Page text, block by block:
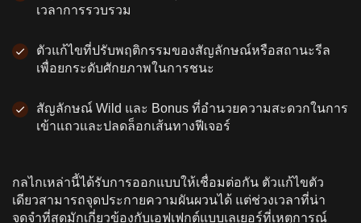
เวลาการรวบรวม
ตัวแก้ไขที่ปรับพฤติกรรมของสัญลักษณ์หรือสถานะรีล
เพื่อยกระดับศักยภาพในการชนะ
สัญลักษณ์ Wild และ Bonus ที่อํานวยความสะดวกในการ
เข้าแถวและปลดล็อกเส้นทางฟีเจอร์
กลไกเหล่านี้ได้รับการออกแบบให้เชื่อมต่อกัน ตัวแก้ไขตัว
เดียวสามารถจุดประกายความผันผวนได้ แต่ช่วงเวลาที่น่า
จดจําที่สุดมักเกี่ยวข้องกับเอฟเฟกต์แบบเลเยอร์ที่เหตุการณ์